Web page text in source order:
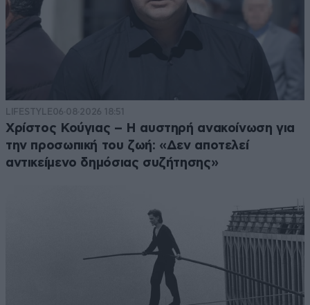
LIFESTYLE06·08·2026 18:51
Χρίστος Κούγιας – Η αυστηρή ανακοίνωση για
την προσωπική του ζωή: «Δεν αποτελεί
αντικείμενο δημόσιας συζήτησης»